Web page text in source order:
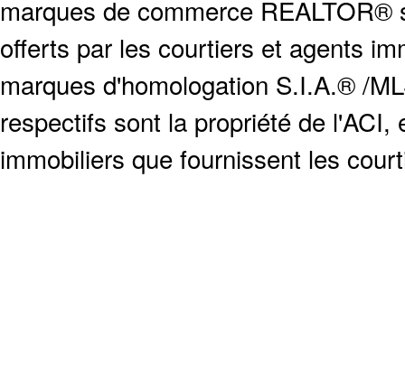
marques de commerce
offerts par les courtiers et agents
marques d'homologation S.I.A.® /
respectifs sont la propriété de
immobiliers que fournissent les